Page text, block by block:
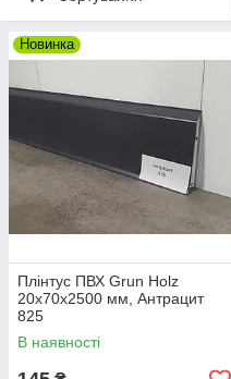
Новинка
Плінтус ПВХ Grun Holz
20x70x2500 мм, Антрацит
825
В наявності